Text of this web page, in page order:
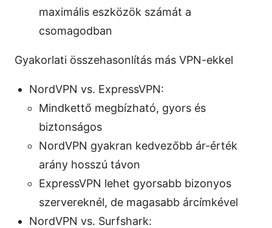
maximális eszközök számát a
csomagodban
Gyakorlati összehasonlítás más VPN-ekkel
NordVPN vs. ExpressVPN:
Mindkettő megbízható, gyors és
biztonságos
NordVPN gyakran kedvezőbb ár-érték
arány hosszú távon
ExpressVPN lehet gyorsabb bizonyos
szervereknél, de magasabb árcímkével
NordVPN vs. Surfshark: